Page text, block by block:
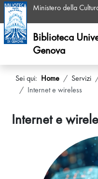
Ministero della
Biblioteca
Genova
Sei qui: Home Servizi
Internet e wireless
Internet e